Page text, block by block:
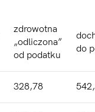
zdrowotna
„odliczona”
od podatku
do
328,78